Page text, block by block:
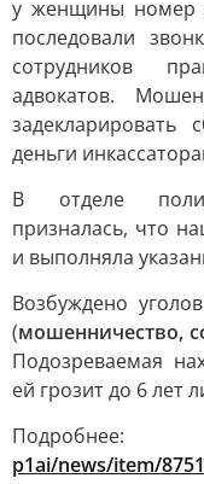
у женщины номер
последовали
сотрудников
адвокатов.
задекларировать
деньги
В отделе
призналась, что
и выполняла
Возбуждено
(мошенничество,
Подозреваемая
ей грозит до 6 лет
p1ai/news/item/